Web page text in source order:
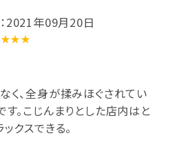
2021年09月20日
く、全身が揉みほぐされてい
。こじんまりとした店内はと
クスできる。